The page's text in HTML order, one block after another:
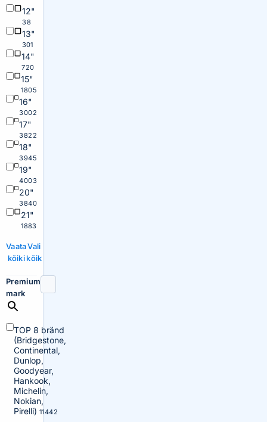
12"
38
13"
301
14"
720
15"
1805
16"
3002
17"
3822
18"
3945
19"
4003
20"
3840
21"
1883
Vaata
kõiki
Vali
kõik
Premium
mark
TOP 8 bränd
(Bridgestone,
Continental,
Dunlop,
Goodyear,
Hankook,
Michelin,
Nokian,
Pirelli) 11442